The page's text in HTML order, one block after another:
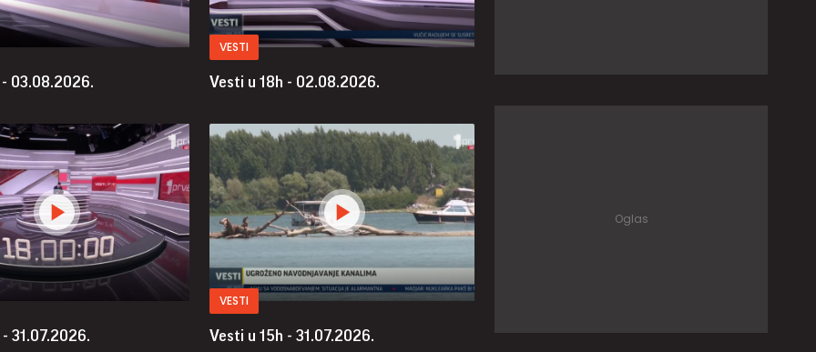
- 03.08.2026.
VESTI
Vesti u 18h - 02.08.2026.
31.07.2026.
VESTI
Vesti u 15h - 31.07.2026.